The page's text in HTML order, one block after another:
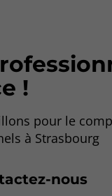
!
pour le
à Strasbourg
nous